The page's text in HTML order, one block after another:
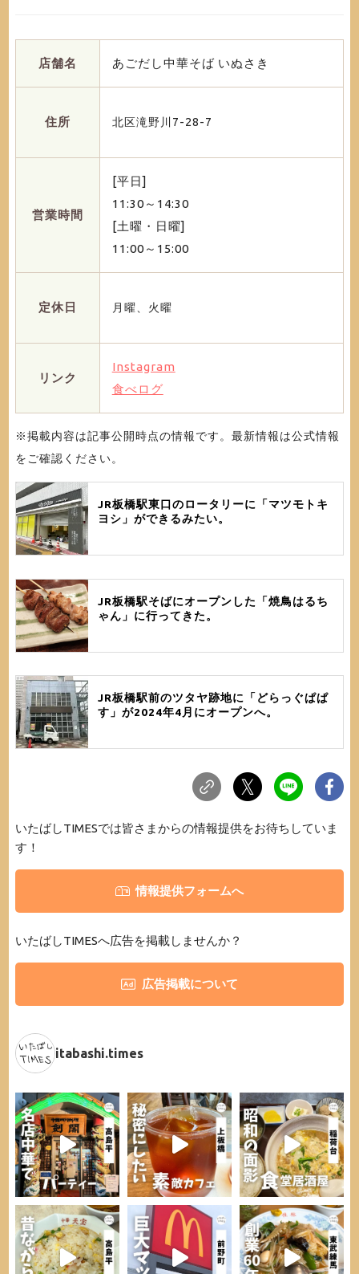
店舗名 あごだし中華そば いぬさき
住所 北区滝野川7-28-7
営業時間
[平日]
11:30～14:30
[土曜・日曜]
11:00～15:00
定休日 月曜、火曜
リンク
Instagram
食べログ
※掲載内容は記事公開時点の情報です。最新情報は公式情報
をご確認ください。
JR板橋駅東口のロータリーに「マツモトキ
ヨシ」ができるみたい。
JR板橋駅そばにオープンした「焼鳥はるち
ゃん」に行ってきた。
JR板橋駅前のツタヤ跡地に「どらっぐぱぱ
す」が2024年4月にオープンへ。
いたばしTIMESでは皆さまからの情報提供をお待ちしていま
す！
情報提供フォームへ
いたばしTIMESへ広告を掲載しませんか？
広告掲載について
itabashi.times